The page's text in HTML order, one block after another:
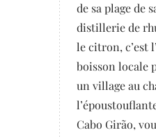
de sa plage de
distillerie de
le citron, c’est
boisson locale
un village au
Cabo Girão,